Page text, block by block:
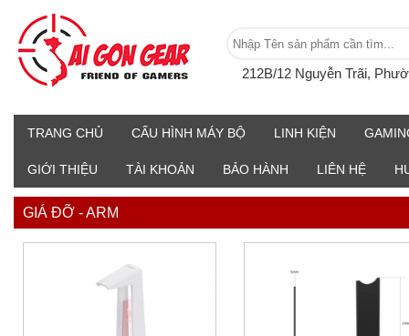
212B/12 Nguyễn Trãi,
TRANG CHỦ CẤU HÌNH MÁY BỘ LINH KIỆN
GIỚI THIỆU TÀI KHOẢN BẢO HÀNH LIÊN HỆ
GIÁ ĐỠ - ARM